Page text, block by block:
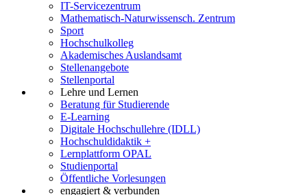
IT-Servicezentrum
Mathematisch-Naturwissensch. Zentrum
Sport
Hochschulkolleg
Akademisches Auslandsamt
Stellenangebote
Stellenportal
Lehre und Lernen
Beratung für Studierende
E-Learning
Digitale Hochschullehre (IDLL)
Hochschuldidaktik +
Lernplattform OPAL
Studienportal
Öffentliche Vorlesungen
engagiert & verbunden